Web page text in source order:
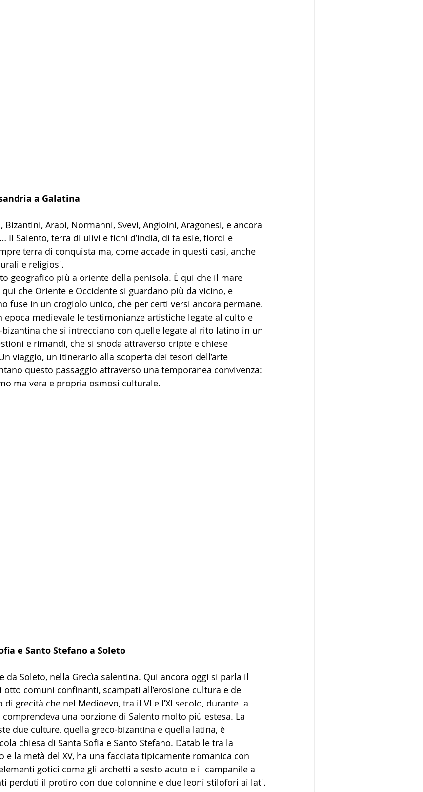
a Galatina
Bizantini, Arabi, Normanni, Svevi, Angioini, Aragonesi, e ancora
Il Salento, terra di ulivi e fichi d’india, di falesie, fiordi e
terra di conquista ma, come accade in questi casi, anche
e religiosi.
geografico più a oriente della penisola. È qui che il mare
che Oriente e Occidente si guardano più da vicino, e
fuse in un crogiolo unico, che per certi versi ancora permane.
epoca medievale le testimonianze artistiche legate al culto e
che si intrecciano con quelle legate al rito latino in un
e rimandi, che si snoda attraverso cripte e chiese
viaggio, un itinerario alla scoperta dei tesori dell’arte
questo passaggio attraverso una temporanea convivenza:
ma vera e propria osmosi culturale.
e Santo Stefano a Soleto
da Soleto, nella Grecìa salentina. Qui ancora oggi si parla il
otto comuni confinanti, scampati all’erosione culturale del
di grecità che nel Medioevo, tra il VI e l’XI secolo, durante la
una porzione di Salento molto più estesa. La
due culture, quella greco-bizantina e quella latina, è
chiesa di Santa Sofia e Santo Stefano. Databile tra la
e la metà del XV, ha una facciata tipicamente romanica con
gotici come gli archetti a sesto acuto e il campanile a
perduti il protiro con due colonnine e due leoni stilofori ai lati.